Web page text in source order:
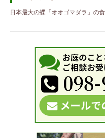
日本最大の蝶「オオゴマダラ」の